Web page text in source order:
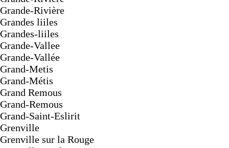
Grande-Rivière
Grandes liiles
Grandes-liiles
Grande-Vallee
Grande-Vallée
Grand-Metis
Grand-Métis
Grand Remous
Grand-Remous
Grand-Saint-Eslirit
Grenville
Grenville sur la Rouge